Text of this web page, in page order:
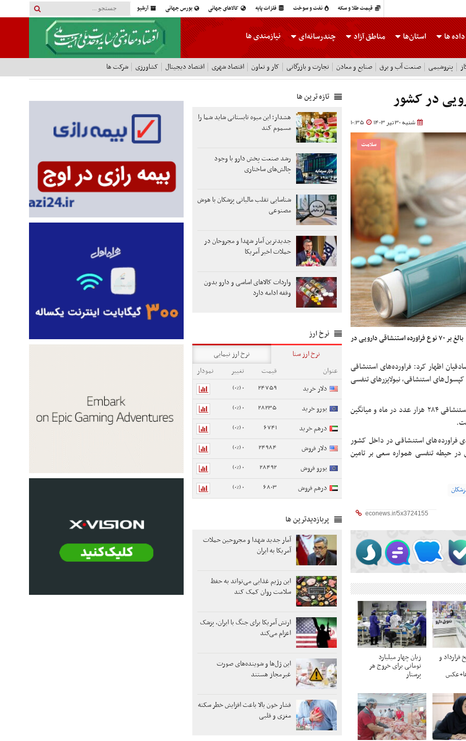
قیمت طلا و سکه نفت و سوخت فلزات پایه کالاهای جهانی بورس جهانی آرشیو
ها استان‌ها مناطق آزاد چندرسانه‌ای نیازمندی ها
پتروشیمی صنعت آب و برق صنایع و معادن تجارت و بازرگانی کار و تعاون اقتصاد شهری اقتصاد دیجیتال کشاورزی شرکت ها
شنبه 30 تیر 1403 10:35
سلامت
مدیرکل دارو و مواد تحت کنترل سازمان غذا و دارو گفت: بالغ بر ۷۰ نوع فراورده استنشاقی دارویی در
اظهار کرد: فراورده‌های استنشاقی
استنشاقی، نبولایزرهای تنفسی
بنابر اعلام سازمان غذا و دارو، وی افزود: میانگین مصرف فراورده استنشاقی ۲۸۴ هزار عدد در ماه و میانگین
و دارو با اشاره به اینکه ۷۶ درصد عددی فراورده‌های استنشاقی در داخل کشور
حیطه تنفسی همواره سعی بر تامین
قرارداد و زیان چهار میلیارد
تومانی برای خروج هر
پرستار
تازه ترین ها
هشدار؛ این میوه تابستانی شاید شما را
مسموم کند
رشد صنعت پخش دارو با وجود
چالش‌های ساختاری
شناسایی تقلب مالیاتی پزشکان با هوش
مصنوعی
جدیدترین آمار شهدا و مجروحان در
حملات اخیر آمریکا
واردات کالاهای اساسی و دارو بدون
وقفه ادامه دارد
نرخ ارز
نرخ ارز سنا
نرخ ارز نیمایی
عنوان
قیمت تغییر
نمودار
دلار خرید
24759
0 (0%)
یورو خرید 28235
0 (0%)
درهم خرید 6741
0 (0%)
دلار فروش 24984
0 (0%)
یورو فروش 28492
0 (0%)
درهم فروش 6803
0 (0%)
پربازدیدترین ها
آمار جدید شهدا و مجروحین حملات
آمریکا به ایران
این رژیم غذایی می‌تواند به حفظ
سلامت روان کمک کند
ارتش آمریکا برای جنگ با ایران، پزشک
اعزام می‌کند
این ژل‌ها و شوینده‌های صورت
غیرمجاز هستند
فشار خون بالا باعث افزایش خطر سکته
مغزی و قلبی